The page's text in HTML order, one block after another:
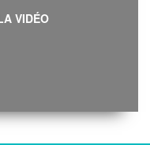
VIDÉO